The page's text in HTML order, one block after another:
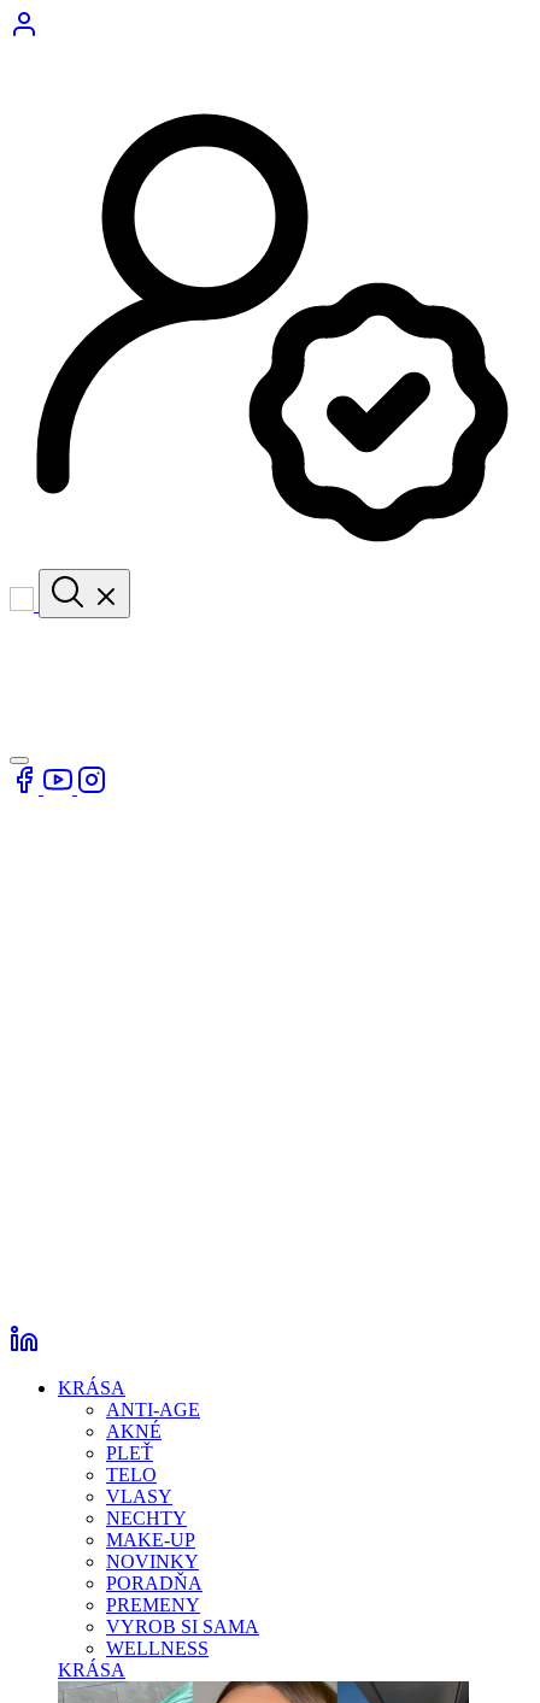
KRÁSA
ANTI-AGE
AKNÉ
PLEŤ
TELO
VLASY
NECHTY
MAKE-UP
NOVINKY
PORADŇA
PREMENY
VYROB SI SAMA
WELLNESS
KRÁSA